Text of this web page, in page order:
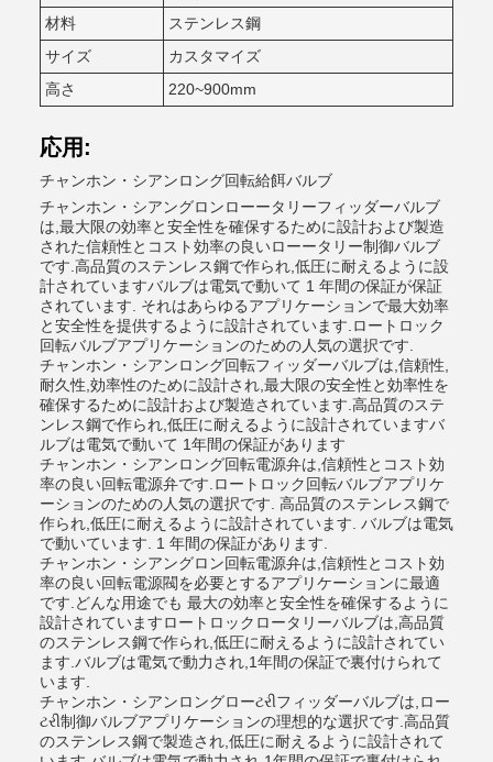
材料
ステンレス鋼
サイズ
カスタマイズ
高さ
220~900mm
応用:
チャンホン・シアンロング回転給餌バルブ
チャンホン・シアングロンローータリーフィッダーバルブ
は,最大限の効率と安全性を確保するために設計および製造
された信頼性とコスト効率の良いローータリー制御バルブ
です.高品質のステンレス鋼で作られ,低圧に耐えるように設
計されていますバルブは電気で動いて 1 年間の保証が保証
されています. それはあらゆるアプリケーションで最大効率
と安全性を提供するように設計されています.ロートロック
回転バルブアプリケーションのための人気の選択です.
チャンホン・シアンロング回転フィッダーバルブは,信頼性,
耐久性,効率性のために設計され,最大限の安全性と効率性を
確保するために設計および製造されています.高品質のステ
ンレス鋼で作られ,低圧に耐えるように設計されていますバ
ルブは電気で動いて 1年間の保証があります
チャンホン・シアンロング回転電源弁は,信頼性とコスト効
率の良い回転電源弁です.ロートロック回転バルブアプリケ
ーションのための人気の選択です. 高品質のステンレス鋼で
作られ,低圧に耐えるように設計されています. バルブは電気
で動いています. 1 年間の保証があります.
チャンホン・シアングロン回転電源弁は,信頼性とコスト効
率の良い回転電源閥を必要とするアプリケーションに最適
です.どんな用途でも 最大の効率と安全性を確保するように
設計されていますロートロックロータリーバルブは,高品質
のステンレス鋼で作られ,低圧に耐えるように設計されてい
ます.バルブは電気で動力され,1年間の保証で裏付けられて
います.
チャンホン・シアンロングローટરીフィッダーバルブは,ロー
ટરી制御バルブアプリケーションの理想的な選択です.高品質
のステンレス鋼で製造され,低圧に耐えるように設計されて